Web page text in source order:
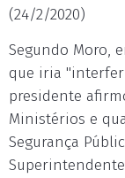
(24/2/2020)
Segundo Moro,
que iria
presidente
Ministérios e
Segurança